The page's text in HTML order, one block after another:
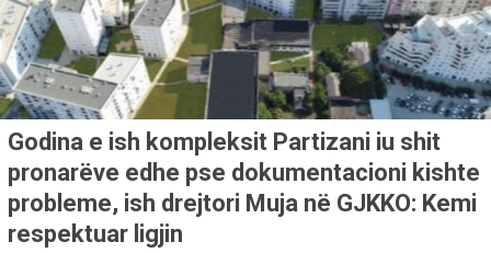
Godina e ish kompleksit Partizani iu shit
pronarëve edhe pse dokumentacioni kishte
probleme, ish drejtori Muja në GJKKO: Kemi
respektuar ligjin